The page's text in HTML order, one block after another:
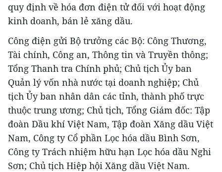
quy định về hóa đơn điện tử đối với hoạt động
kinh doanh, bán lẻ xăng dầu.
Công điện gửi Bộ trưởng các Bộ: Công Thương,
Tài chính, Công an, Thông tin và Truyền thông;
Tổng Thanh tra Chính phủ; Chủ tịch Ủy ban
Quản lý vốn nhà nước tại doanh nghiệp; Chủ
tịch Ủy ban nhân dân các tỉnh, thành phố trực
thuộc trung ương; Chủ tịch, Tổng Giám đốc: Tập
đoàn Dầu khí Việt Nam, Tập đoàn Xăng dầu Việt
Nam, Công ty Cổ phần Lọc hóa dầu Bình Sơn,
Công ty Trách nhiệm hữu hạn Lọc hóa dầu Nghi
Sơn; Chủ tịch Hiệp hội Xăng dầu Việt Nam.